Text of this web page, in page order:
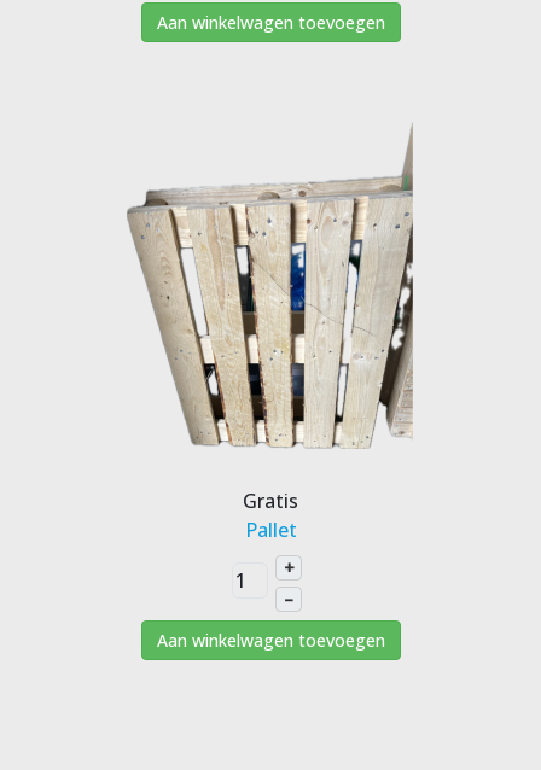
Aan winkelwagen toevoegen
Gratis
Pallet
+
–
Aan winkelwagen toevoegen